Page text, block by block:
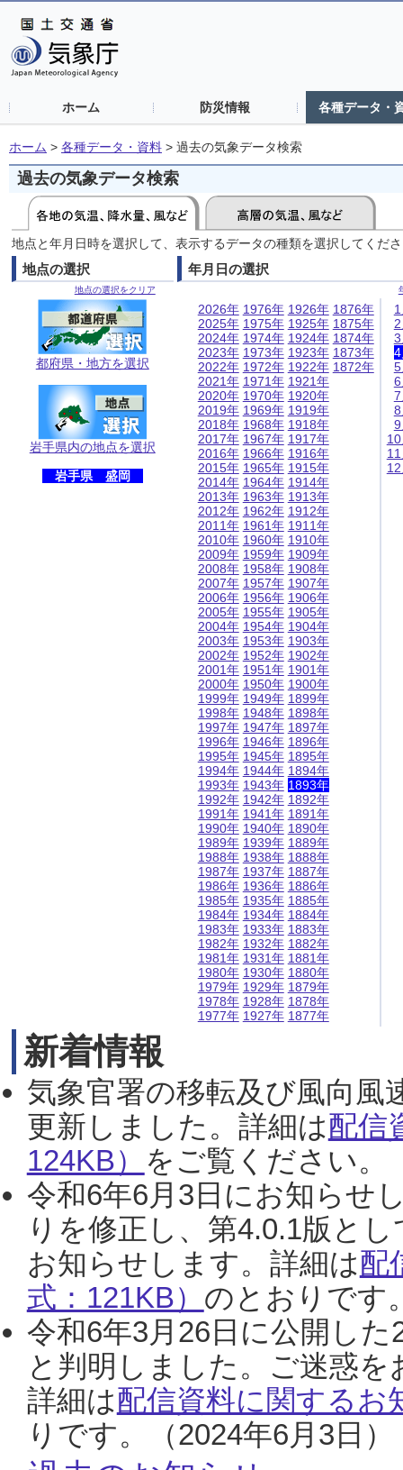
ホーム 防災情報 各種データ・
ホーム > 各種データ・資料 > 過去の気象データ検索
過去の気象データ検索
地点と年月日時を選択して、表示するデータの種類を選択してくだ
地点の選択
地点の選択をクリア
都府県・地方を選択
岩手県内の地点を選択
岩手県 盛岡
年月日の選択
2026年
2025年
2024年
2023年
2022年
2021年
2020年
2019年
2018年
2017年
2016年
2015年
2014年
2013年
2012年
2011年
2010年
2009年
2008年
2007年
2006年
2005年
2004年
2003年
2002年
2001年
2000年
1999年
1998年
1997年
1996年
1995年
1994年
1993年
1992年
1991年
1990年
1989年
1988年
1987年
1986年
1985年
1984年
1983年
1982年
1981年
1980年
1979年
1978年
1977年
1976年
1975年
1974年
1973年
1972年
1971年
1970年
1969年
1968年
1967年
1966年
1965年
1964年
1963年
1962年
1961年
1960年
1959年
1958年
1957年
1956年
1955年
1954年
1953年
1952年
1951年
1950年
1949年
1948年
1947年
1946年
1945年
1944年
1943年
1942年
1941年
1940年
1939年
1938年
1937年
1936年
1935年
1934年
1933年
1932年
1931年
1930年
1929年
1928年
1927年
1926年
1925年
1924年
1923年
1922年
1921年
1920年
1919年
1918年
1917年
1916年
1915年
1914年
1913年
1912年
1911年
1910年
1909年
1908年
1907年
1906年
1905年
1904年
1903年
1902年
1901年
1900年
1899年
1898年
1897年
1896年
1895年
1894年
1893年
1892年
1891年
1890年
1889年
1888年
1887年
1886年
1885年
1884年
1883年
1882年
1881年
1880年
1879年
1878年
1877年
1876年
1875年
1874年
1873年
1872年
新着情報
気象官署の移転及び風向風
更新しました。詳細は配信
124KB） をご覧ください。
令和6年6月3日にお知らせ
りを修正し、第4.0.1版と
お知らせします。詳細は配
式：121KB） のとおりです
令和6年3月26日に公開し
と判明しました。ご迷惑
詳細は配信資料に関するお
りです。（2024年6月3日）